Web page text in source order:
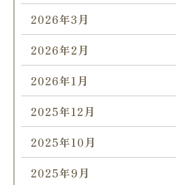
2026年3月
2026年2月
2026年1月
2025年12月
2025年10月
2025年9月